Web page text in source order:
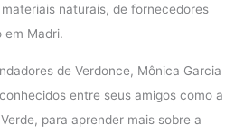
naturais, de fornecedores
em Madri.
de Verdonce, Mônica Garcia
entre seus amigos como a
para aprender mais sobre a